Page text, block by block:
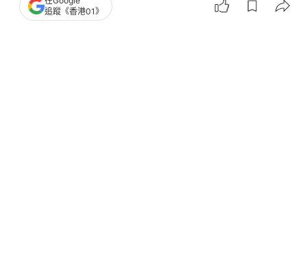
追蹤《香港01》